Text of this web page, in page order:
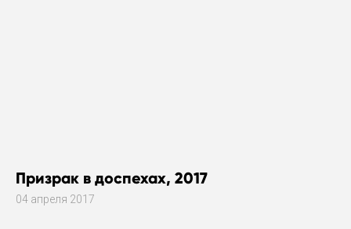
Призрак в доспехах, 2017
04 апреля 2017